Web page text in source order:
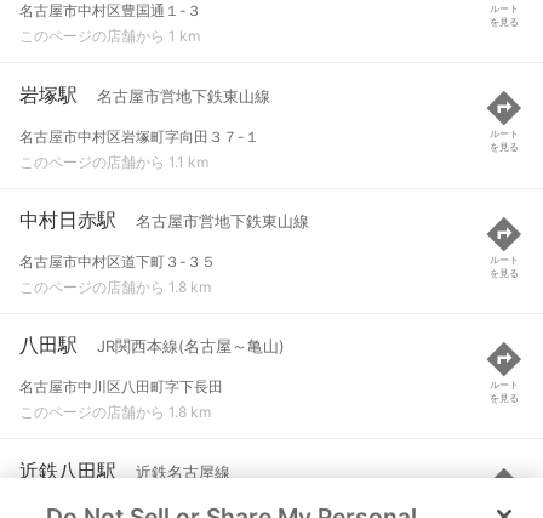
名古屋市中村区豊国通１-３
このページの店舗から 1 km
ルート
を見る
岩塚駅 名古屋市営地下鉄東山線
名古屋市中村区岩塚町字向田３７-１
このページの店舗から 1.1 km
ルート
を見る
中村日赤駅 名古屋市営地下鉄東山線
名古屋市中村区道下町３-３５
このページの店舗から 1.8 km
ルート
を見る
八田駅 JR関西本線(名古屋～亀山)
名古屋市中川区八田町字下長田
このページの店舗から 1.8 km
ルート
を見る
近鉄八田駅 近鉄名古屋線
名古屋市中村区並木２-３３３
ルート